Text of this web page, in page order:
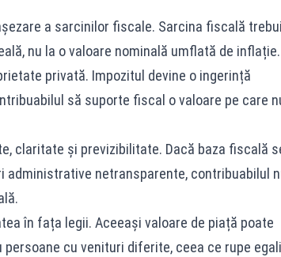
a sarcinilor fiscale. Sarcina fiscală
nu la o valoare nominală umflată de inflație.
privată. Impozitul devine o ingerință
să suporte fiscal o valoare pe care
claritate și previzibilitate. Dacă baza fiscală
administrative netransparente, contribuabilul
în fața legii. Aceeași valoare de piață poate
cu venituri diferite, ceea ce rupe